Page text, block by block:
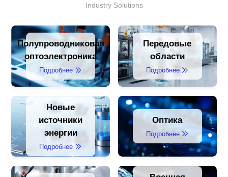
Industry Solutions
Полупроводниковая
оптоэлектроника
Подробнее
Передовые
области
Подробнее
Новые
источники
энергии
Подробнее
Оптика
Подробнее